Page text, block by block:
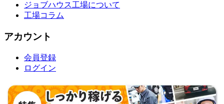
ジョブハウス工場について
工場コラム
アカウント
会員登録
ログイン